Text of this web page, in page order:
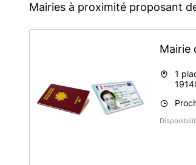
Mairies à proximité proposant
Mairie
1